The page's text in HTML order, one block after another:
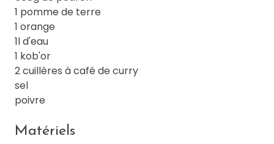
1 pomme de terre
1 orange
1l d'eau
1 kob'or
2 cuillères à café de curry
sel
poivre
Matériels